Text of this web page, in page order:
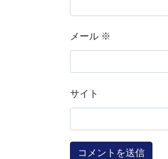
メール ※
サイト